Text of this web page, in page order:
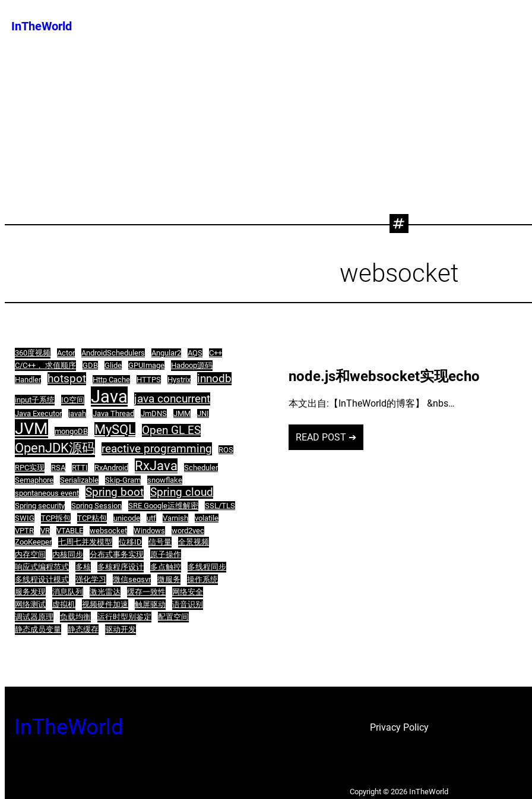
至InTheWorld
websocket
360度视频 Actor AndroidSchedulers Angular2 AQS
C++
C/C++， 求值顺序
GDB Glide GPUImage
Hadoop源码
Handler
hotspot Http Cache HTTPS Hystrix innodb
input子系统 IO空间 Java java concurrent
Java Executor javah Java Thread JmDNS JMM JNI
JVM mongoDB MySQL Open GL ES
OpenJDK源码 reactive programming
ROS
RPC实现
RSA RTTI RxAndroid RxJava
Scheduler
Semaphore
Serializable Skip-Gram
snowflake
spontaneous event
Spring boot Spring cloud
Spring security Spring Session SRE Google运维解密
SSL/TLS
SWIG
TCP拆包 TCP粘包 unicode utf Varnish
volatile
VPTR
VR VTABLE websocket Windows
word2vec
ZooKeeper
七周七并发模型 位移ID 信号量
全景视频
内存空间
内核同步 分布式事务实现
原子操作
响应式编程范式
多核 多核程序设计 多点触控
多线程同步
多线程设计模式
强化学习 微信seqsvr 微服务
操作系统
服务发现
消息队列 激光雷达 缓存一致性
网络安全
网络测试
虚拟机 视频硬件加速 触屏驱动
语音识别
调试器原理
负载均衡 运行时型别鉴定
配置空间
静态成员变量
静态缓存 驱动开发
node.js和websocket实现echo
本文出自:【InTheWorld的博客】 &nbs…
READ POST ➔
InTheWorld Privacy Policy
Copyright © 2026 InTheWorld